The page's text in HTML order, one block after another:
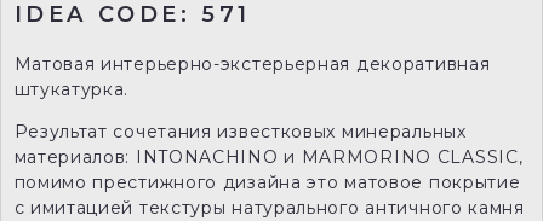
IDEA CODE: 571
Матовая интерьерно-экстерьерная декоративная
штукатурка.
Результат сочетания известковых минеральных
материалов: INTONACHINO и MARMORINO CLASSIC,
помимо престижного дизайна это матовое покрытие
с имитацией текстуры натурального античного камня